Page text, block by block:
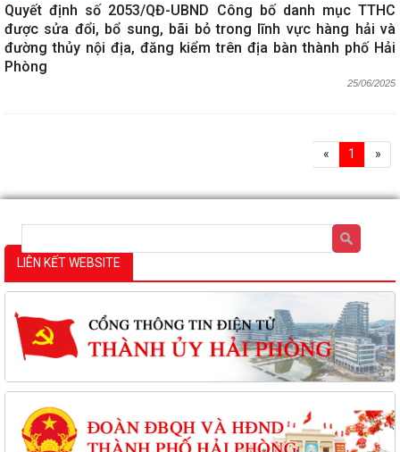
Quyết định số 2053/QĐ-UBND Công bố danh mục TTHC
được sửa đổi, bổ sung, bãi bỏ trong lĩnh vực hàng hải và
đường thủy nội địa, đăng kiểm trên địa bàn thành phố Hải
Phòng
25/06/2025
« 1 »
LIÊN KẾT WEBSITE